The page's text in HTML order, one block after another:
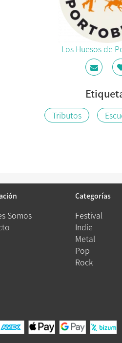
Los Huesos de
Tributos
Somos
Categorías
Festival
Indie
Metal
Pop
Rock